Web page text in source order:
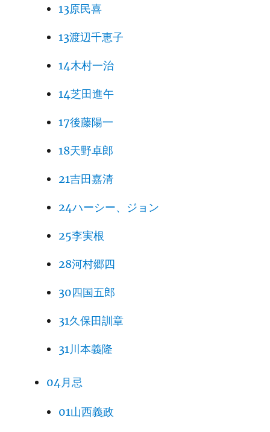
13原民喜
13渡辺千恵子
14木村一治
14芝田進午
17後藤陽一
18天野卓郎
21吉田嘉清
24ハーシー、ジョン
25李実根
28河村郷四
30四国五郎
31久保田訓章
31川本義隆
04月忌
01山西義政